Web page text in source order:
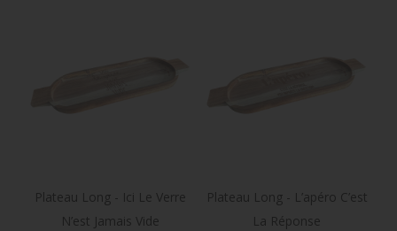
Plateau Long - Ici Le Verre
N’est Jamais Vide
Plateau Long - L’apéro C’est
La Réponse